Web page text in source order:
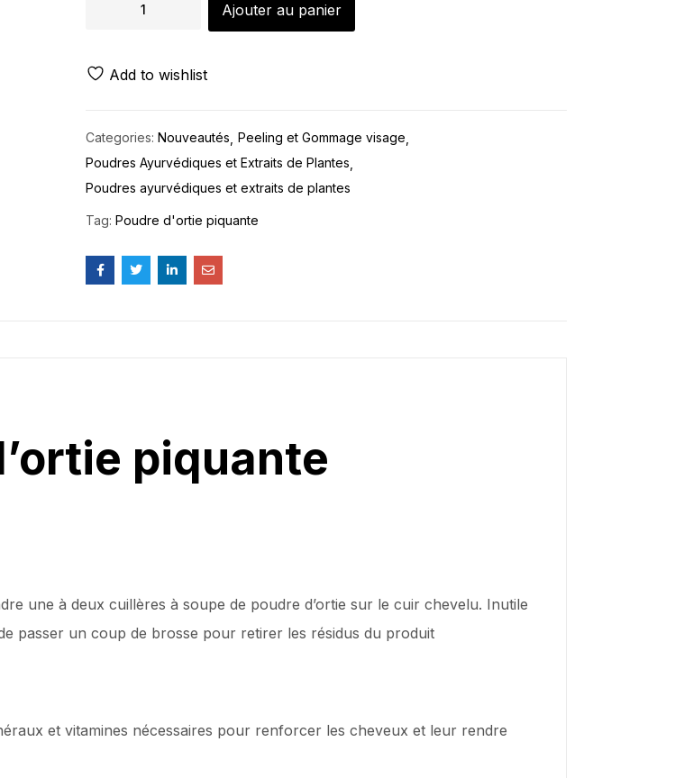
Ajouter au panier
Add to wishlist
Categories: Nouveautés Peeling et Gommage visage
Poudres Ayurvédiques et Extraits de Plantes
Poudres ayurvédiques et extraits de plantes
Tag: Poudre d'ortie piquante
piquante
une à deux cuillères à soupe de poudre d’ortie sur le cuir chevelu. Inutile
passer un coup de brosse pour retirer les résidus du produit
et vitamines nécessaires pour renforcer les cheveux et leur rendre